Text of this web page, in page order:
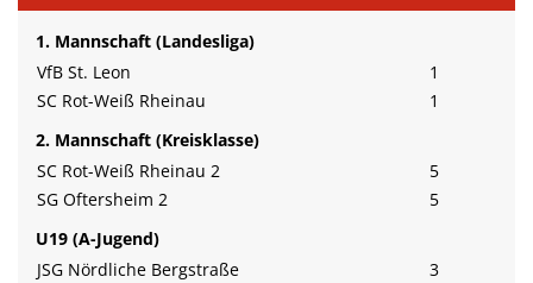
1. Mannschaft (Landesliga)
VfB St. Leon
1
SC Rot-Weiß Rheinau
1
2. Mannschaft (Kreisklasse)
SC Rot-Weiß Rheinau 2
5
SG Oftersheim 2
5
U19 (A-Jugend)
JSG Nördliche Bergstraße
3